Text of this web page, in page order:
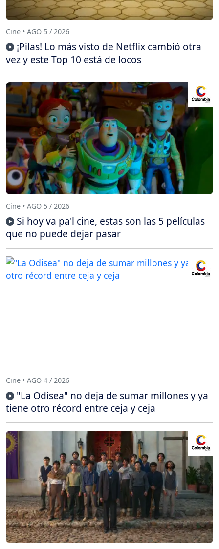
Cine • AGO 5 / 2026
¡Pilas! Lo más visto de Netflix cambió otra
vez y este Top 10 está de locos
Cine • AGO 5 / 2026
Si hoy va pa'l cine, estas son las 5 películas
que no puede dejar pasar
Cine • AGO 4 / 2026
"La Odisea" no deja de sumar millones y ya
tiene otro récord entre ceja y ceja